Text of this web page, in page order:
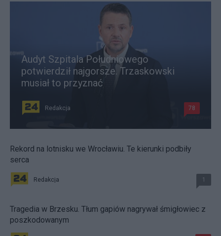
Audyt Szpitala Południowego
potwierdził najgorsze. Trzaskowski
musiał to przyznać
Redakcja 78
Rekord na lotnisku we Wrocławiu. Te kierunki podbiły
serca
Redakcja 1
Tragedia w Brzesku. Tłum gapiów nagrywał śmigłowiec z
poszkodowanym